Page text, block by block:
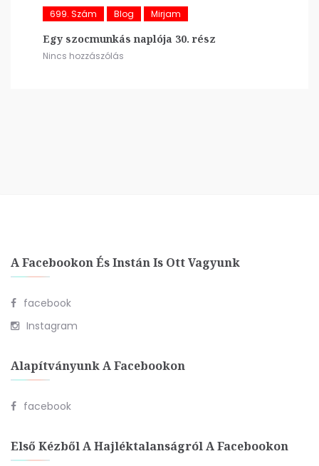
699. Szám Blog Mirjam
Egy szocmunkás naplója 30. rész
Nincs hozzászólás
A Facebookon És Instán Is Ott Vagyunk
facebook
Instagram
Alapítványunk A Facebookon
facebook
Első Kézből A Hajléktalanságról A Facebookon